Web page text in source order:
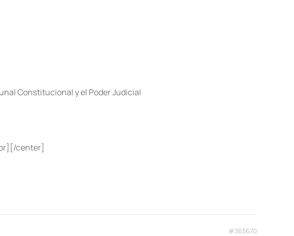
Constitucional y el Poder Judicial
center]
#365670